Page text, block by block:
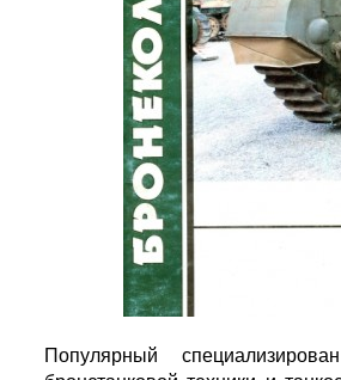
Популярный